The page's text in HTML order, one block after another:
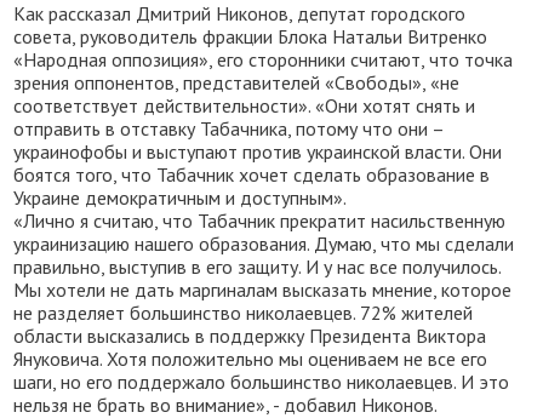
Как рассказал Дмитрий Никонов, депутат городского
совета, руководитель фракции Блока Натальи Витренко
«Народная оппозиция», его сторонники считают, что точка
зрения оппонентов, представителей «Свободы», «не
соответствует действительности». «Они хотят снять и
отправить в отставку Табачника, потому что они –
украинофобы и выступают против украинской власти. Они
боятся того, что Табачник хочет сделать образование в
Украине демократичным и доступным».
«Лично я считаю, что Табачник прекратит насильственную
украинизацию нашего образования. Думаю, что мы сделали
правильно, выступив в его защиту. И у нас все получилось.
Мы хотели не дать маргиналам высказать мнение, которое
не разделяет большинство николаевцев. 72% жителей
области высказались в поддержку Президента Виктора
Януковича. Хотя положительно мы оцениваем не все его
шаги, но его поддержало большинство николаевцев. И это
нельзя не брать во внимание», - добавил Никонов.